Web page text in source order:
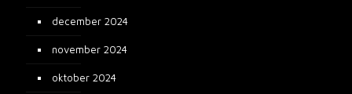
december 2024
november 2024
oktober 2024